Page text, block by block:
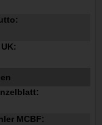
MCBF: